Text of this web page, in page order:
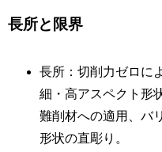
長所と限界
長所：切削力ゼロに
細・高アスペクト形
難削材への適用、バ
形状の直彫り。